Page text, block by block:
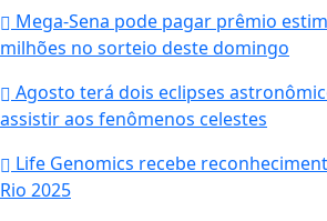
Mega-Sena pode pagar prêmio
milhões no sorteio deste domingo
Agosto terá dois eclipses
assistir aos fenômenos celestes
Life Genomics recebe
Rio 2025